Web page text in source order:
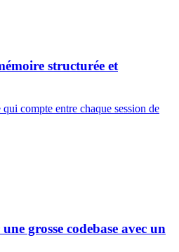
structurée et
compte entre chaque session de
grosse codebase avec un